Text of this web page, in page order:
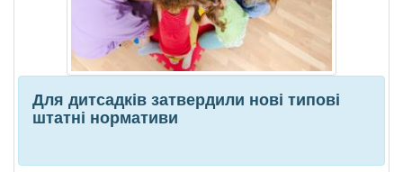
Для дитсадків затвердили нові типові
штатні нормативи